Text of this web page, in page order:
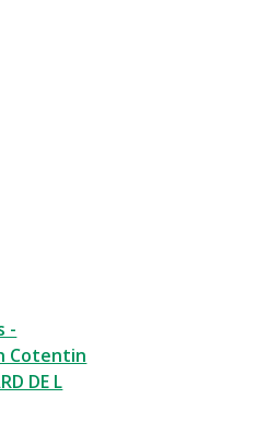
-
Cotentin
DE L